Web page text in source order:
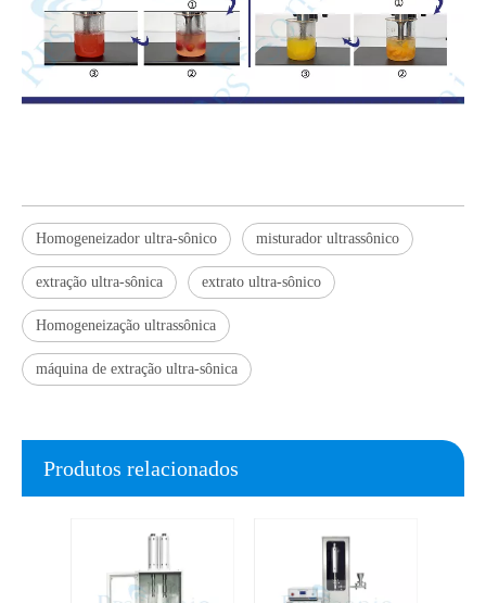
Homogeneizador ultra-sônico misturador ultrassônico
extração ultra-sônica extrato ultra-sônico
Homogeneização ultrassônica
máquina de extração ultra-sônica
Produtos relacionados